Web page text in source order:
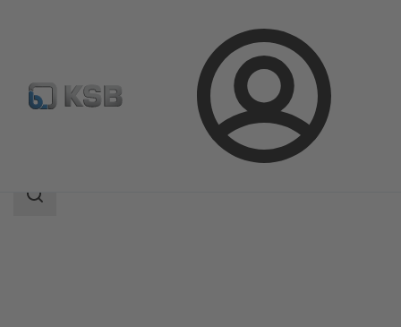
登
录
LUVm
搜